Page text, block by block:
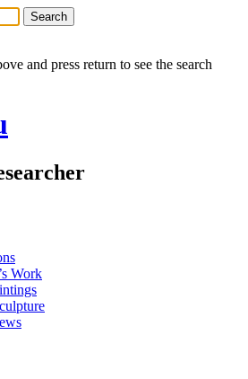
and press return to see the search
Work